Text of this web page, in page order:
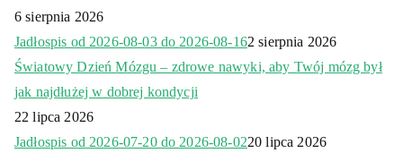
6 sierpnia 2026
Jadłospis od 2026-08-03 do 2026-08-162 sierpnia 2026
Światowy Dzień Mózgu – zdrowe nawyki, aby Twój mózg był
jak najdłużej w dobrej kondycji
22 lipca 2026
Jadłospis od 2026-07-20 do 2026-08-0220 lipca 2026